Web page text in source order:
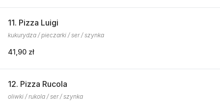
11. Pizza Luigi
kukurydza / pieczarki / ser / szynka
41,90 zł
12. Pizza Rucola
oliwki / rukola / ser / szynka